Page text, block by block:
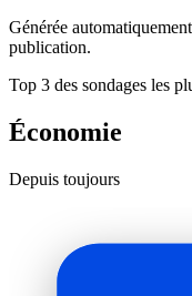
Générée
publication.
Top 3 des sondages les
Économie
Depuis toujours